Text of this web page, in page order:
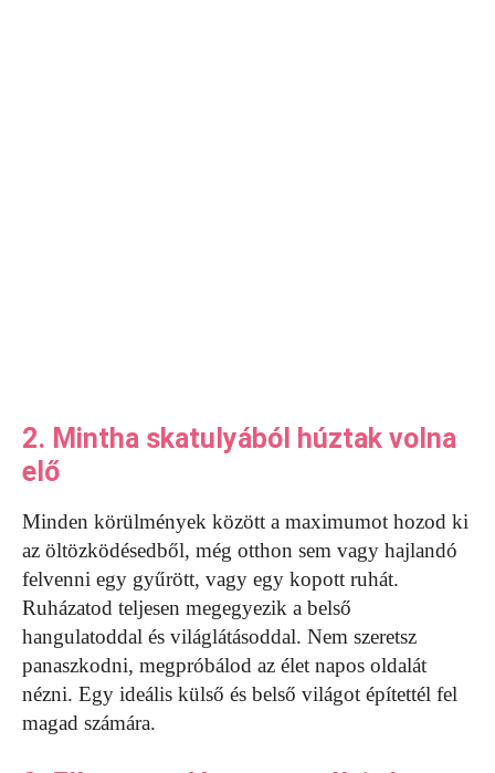
2. Mintha skatulyából húztak volna
elő
Minden körülmények között a maximumot hozod ki
az öltözködésedből, még otthon sem vagy hajlandó
felvenni egy gyűrött, vagy egy kopott ruhát.
Ruházatod teljesen megegyezik a belső
hangulatoddal és világlátásoddal. Nem szeretsz
panaszkodni, megpróbálod az élet napos oldalát
nézni. Egy ideális külső és belső világot építettél fel
magad számára.